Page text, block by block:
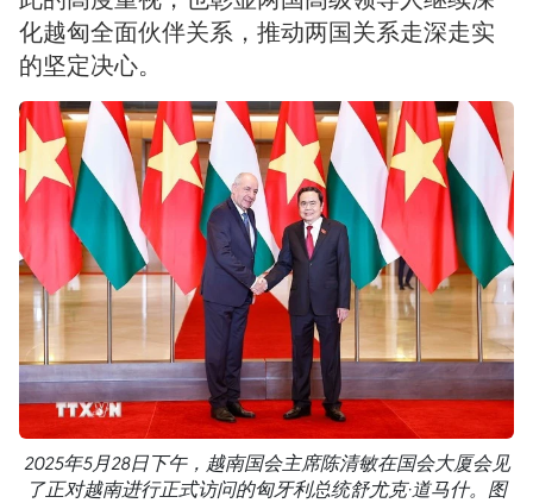
化越匈全面伙伴关系，推动两国关系走深走实
的坚定决心。
2025年5月28日下午，越南国会主席陈清敏在国会大厦会见
了正对越南进行正式访问的匈牙利总统舒尤克·道马什。图